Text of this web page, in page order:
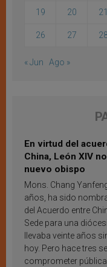
19 20 21
26 27
« Jun Ago »
En virtud del
China, León XIV
nuevo obispo
Mons. Chang
años, ha sido
del Acuerdo entre
Sede para una
llevaba veinte años
hoy. Pero hace tres
comprometer